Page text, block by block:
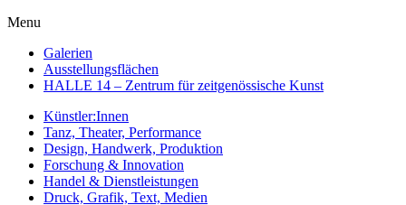
Menu
Galerien
Ausstellungsflächen
HALLE 14 – Zentrum für zeitgenössische Kunst
Künstler:Innen
Tanz, Theater, Performance
Design, Handwerk, Produktion
Forschung & Innovation
Handel & Dienstleistungen
Druck, Grafik, Text, Medien